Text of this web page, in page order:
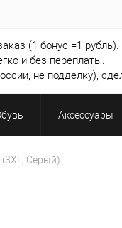
(1 бонус =1 рубль).
и без переплаты.
не подделку),
Аксессуары
Серый)